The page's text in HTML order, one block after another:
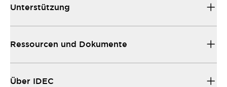
Unterstützung
Ressourcen und Dokumente
Über IDEC